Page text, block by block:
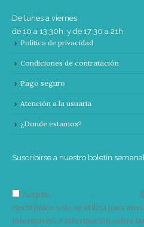
De lunes a viernes
de 10 a 13:30h. y de 17:30 a 21h.
Política de privacidad
Condiciones de contratación
Pago seguro
Atención a la usuaria
¿Donde estamos?
Suscribirse a nuestro boletín semanal
Acepto
electrónico solo se utiliza para
informativo e información sobre